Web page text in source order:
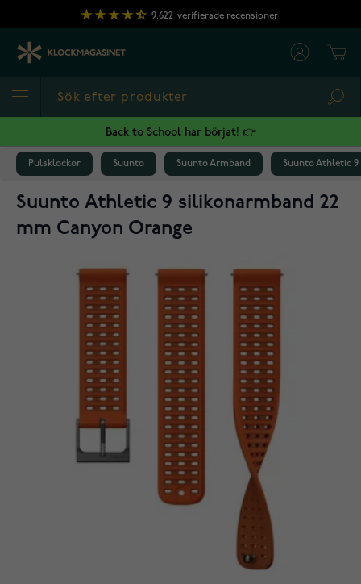
Hoppa till innehållet
9,622 verifierade recensioner
Back to School har börjat! 👉
Pulsklockor Suunto Suunto Armband Suunto Athletic
Suunto Athletic 9 silikonarmband 22
mm Canyon Orange